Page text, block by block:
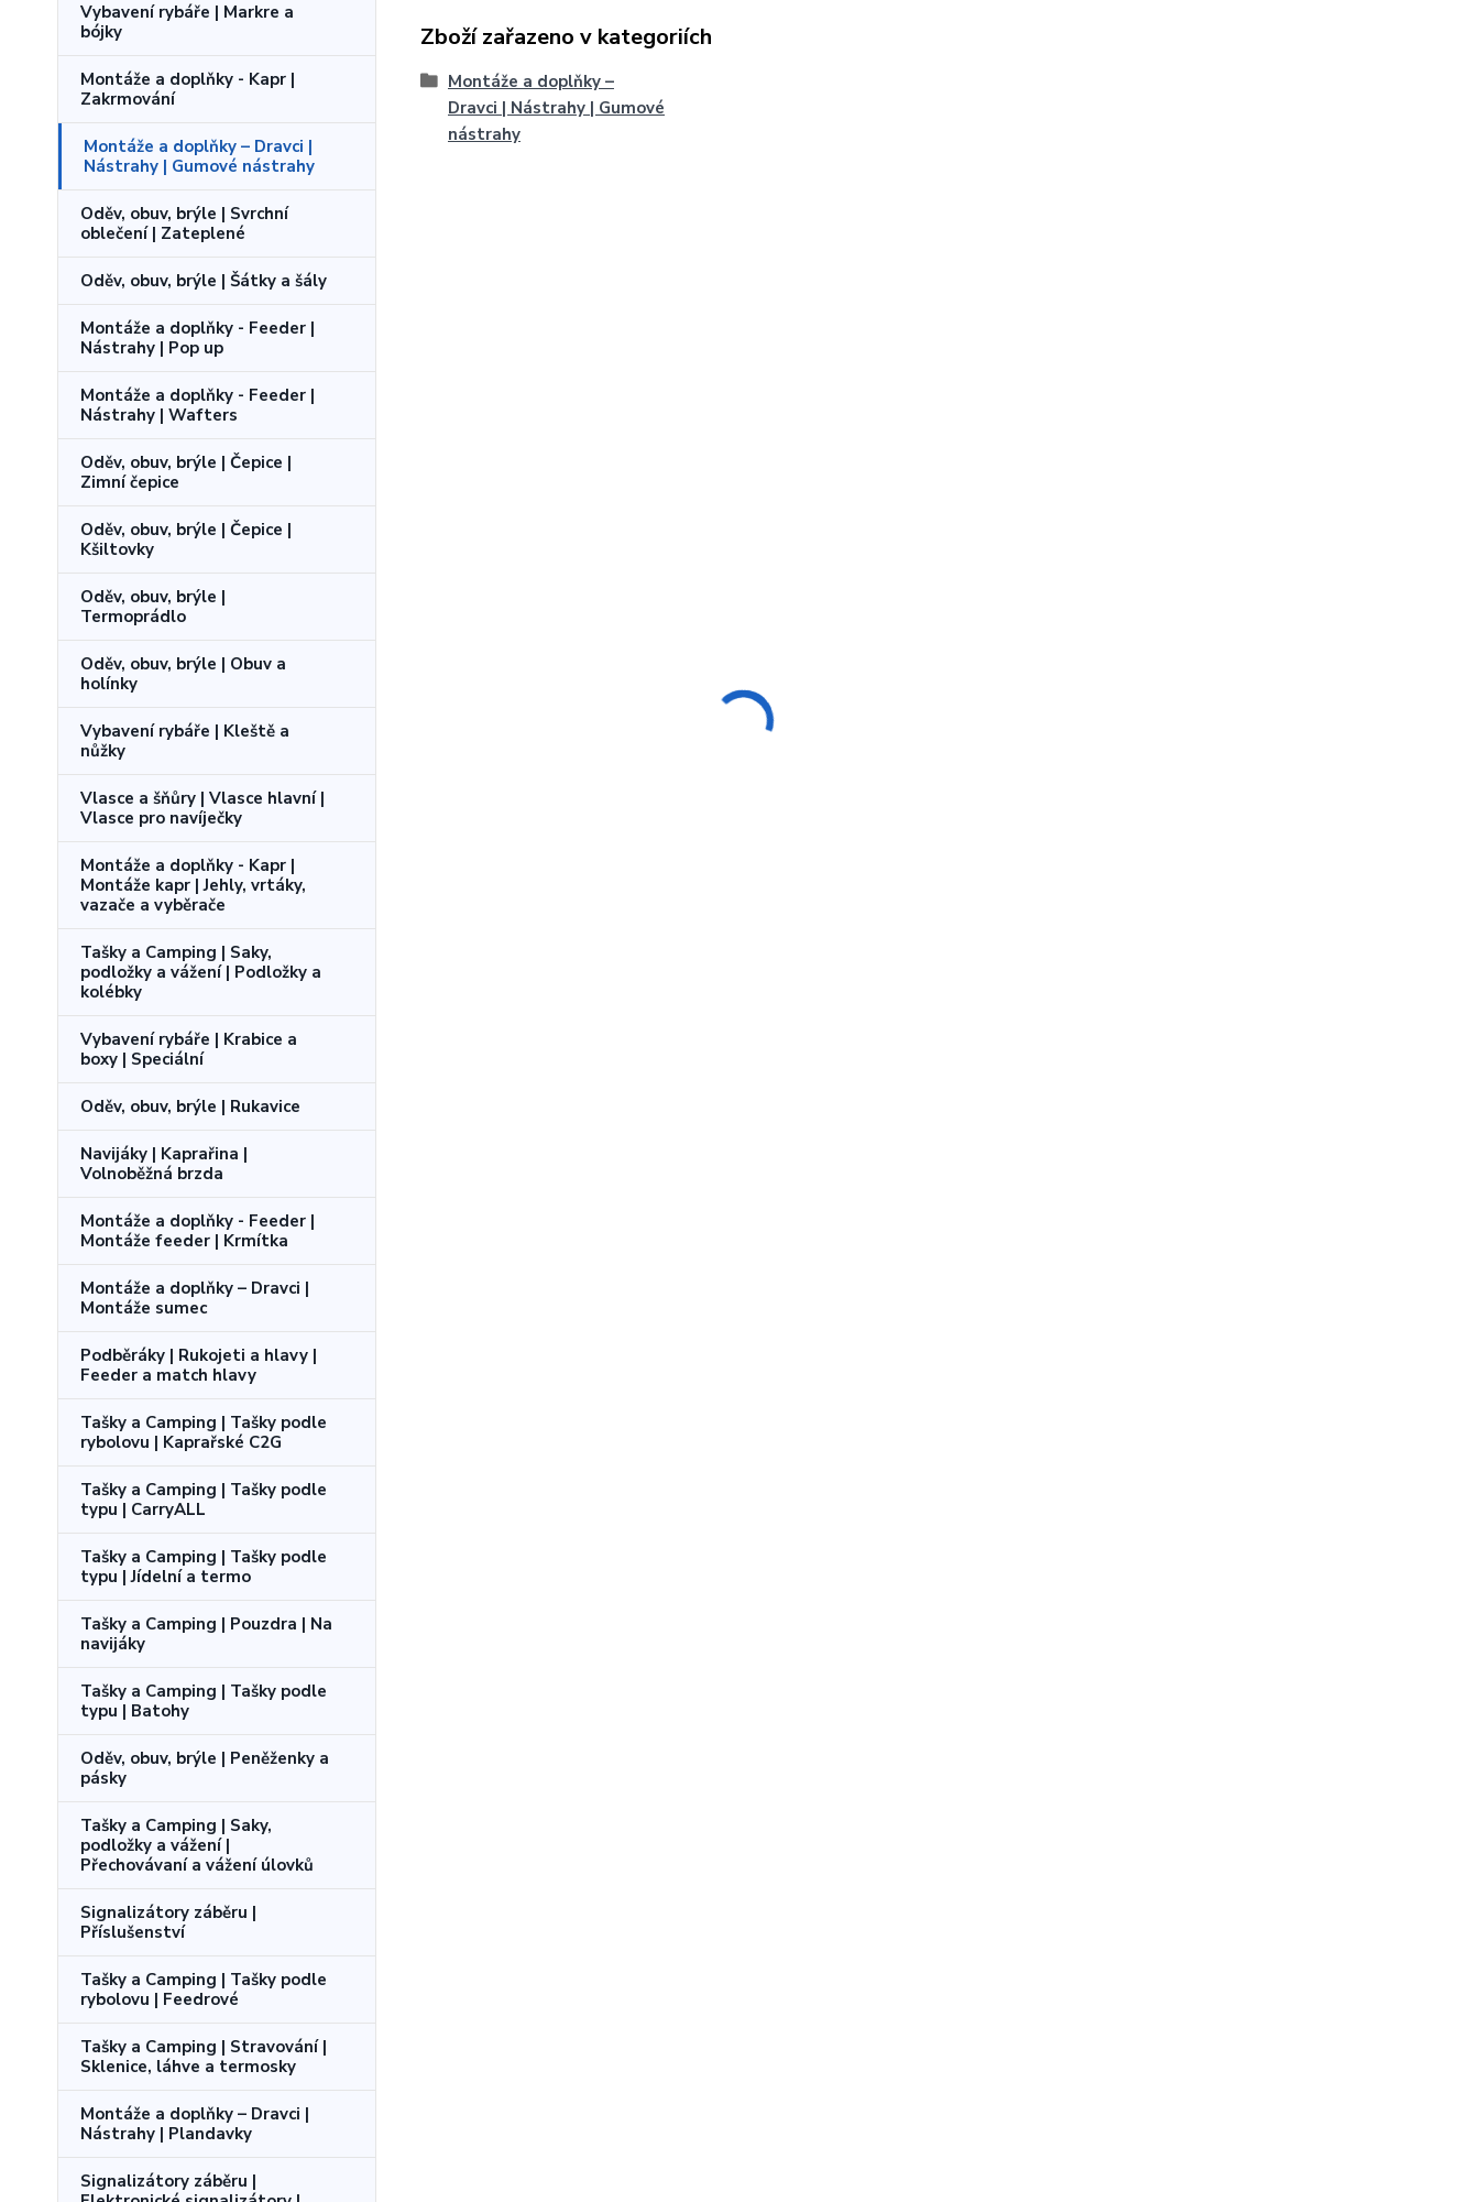
Vybavení rybáře | Markre a
bójky
Montáže a doplňky - Kapr |
Zakrmování
Montáže a doplňky – Dravci |
Nástrahy | Gumové nástrahy
Oděv, obuv, brýle | Svrchní
oblečení | Zateplené
Oděv, obuv, brýle | Šátky a šály
Montáže a doplňky - Feeder |
Nástrahy | Pop up
Montáže a doplňky - Feeder |
Nástrahy | Wafters
Oděv, obuv, brýle | Čepice |
Zimní čepice
Oděv, obuv, brýle | Čepice |
Kšiltovky
Oděv, obuv, brýle |
Termoprádlo
Oděv, obuv, brýle | Obuv a
holínky
Vybavení rybáře | Kleště a
nůžky
Vlasce a šňůry | Vlasce hlavní |
Vlasce pro navíječky
Montáže a doplňky - Kapr |
Montáže kapr | Jehly, vrtáky,
vazače a vyběrače
Tašky a Camping | Saky,
podložky a vážení | Podložky a
kolébky
Vybavení rybáře | Krabice a
boxy | Speciální
Oděv, obuv, brýle | Rukavice
Navijáky | Kaprařina |
Volnoběžná brzda
Montáže a doplňky - Feeder |
Montáže feeder | Krmítka
Montáže a doplňky – Dravci |
Montáže sumec
Podběráky | Rukojeti a hlavy |
Feeder a match hlavy
Tašky a Camping | Tašky podle
rybolovu | Kaprařské C2G
Tašky a Camping | Tašky podle
typu | CarryALL
Tašky a Camping | Tašky podle
typu | Jídelní a termo
Tašky a Camping | Pouzdra | Na
navijáky
Tašky a Camping | Tašky podle
typu | Batohy
Oděv, obuv, brýle | Peněženky a
pásky
Tašky a Camping | Saky,
podložky a vážení |
Přechovávaní a vážení úlovků
Signalizátory záběru |
Příslušenství
Tašky a Camping | Tašky podle
rybolovu | Feedrové
Tašky a Camping | Stravování |
Sklenice, láhve a termosky
Montáže a doplňky – Dravci |
Nástrahy | Plandavky
Signalizátory záběru |
Zboží zařazeno v kategoriích
Montáže a doplňky –
Dravci | Nástrahy | Gumové
nástrahy